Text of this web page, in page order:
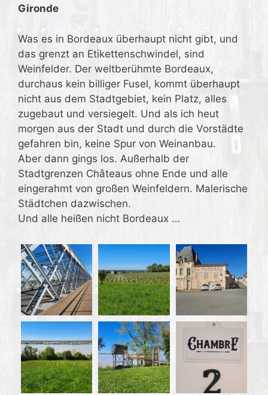
Gironde
Was es in Bordeaux überhaupt nicht gibt, und
das grenzt an Etikettenschwindel, sind
Weinfelder. Der weltberühmte Bordeaux,
durchaus kein billiger Fusel, kommt überhaupt
nicht aus dem Stadtgebiet, kein Platz, alles
zugebaut und versiegelt. Und als ich heut
morgen aus der Stadt und durch die Vorstädte
gefahren bin, keine Spur von Weinanbau.
Aber dann gings los. Außerhalb der
Stadtgrenzen Châteaus ohne Ende und alle
eingerahmt von großen Weinfeldern. Malerische
Städtchen dazwischen.
Und alle heißen nicht Bordeaux …